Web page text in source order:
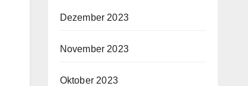
Dezember 2023
November 2023
Oktober 2023